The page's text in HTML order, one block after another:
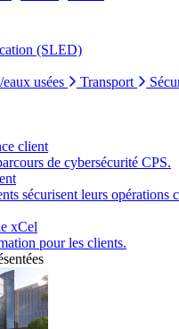
(SLED)
usées Transport
client
de cybersécurité CPS.
sécurisent leurs opérations
xCel
pour les clients.